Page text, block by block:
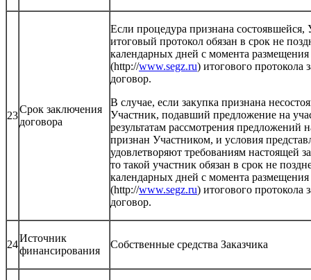
23
Срок заключения
договора
Если процедура признана
итоговый протокол обязан в срок не
календарных дней с момента размещения
(http://www.segz.ru) итогового протокола
договор.
В случае, если закупка признана
Участник, подавший предложение на
результатам рассмотрения предложений
признан Участником, и условия
удовлетворяют требованиям настоящей
то такой участник обязан в срок не
календарных дней с момента размещения
(http://www.segz.ru) итогового протокола
договор.
24
Источник
финансирования
Собственные средства Заказчика